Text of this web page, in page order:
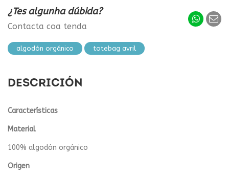
¿Tes algunha dúbida?
Contacta coa tenda
algodón orgánico totebag avril
DESCRICIÓN
Características
Material
100% algodón orgánico
Origen